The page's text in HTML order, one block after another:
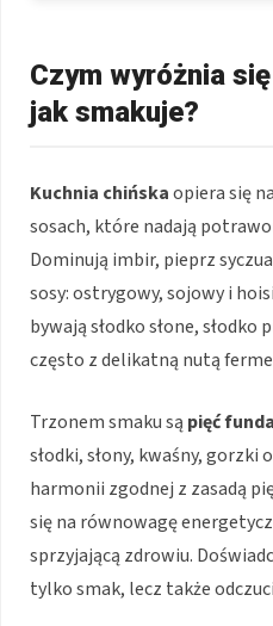
Czym wyróżnia
jak smakuje?
Kuchnia chińskaopiera się
sosach, które nadają
Dominują imbir, pieprz
sosy: ostrygowy, sojowy i
bywają słodko słone,
często z delikatną nutą
Trzonem smaku są pięć
słodki, słony, kwaśny, gorzki
harmonii zgodnej z zasadą
się na równowagę
sprzyjającą zdrowiu.
tylko smak, lecz także